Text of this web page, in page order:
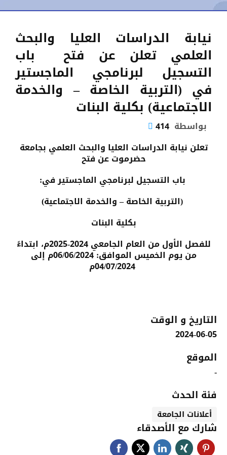
نيابة الدراسات العليا والبحث
العلمي تعلن عن فتح باب
التسجيل لبرنامجي الماجستير
في (التربية الخاصة – والخدمة
الاجتماعية) بكلية البنات
بواسطة 414
تعلن نيابة الدراسات العليا والبحث العلمي بجامعة
حضرموت عن فتح
باب التسجيل لبرنامجي الماجستير في:
(التربية الخاصة – والخدمة الاجتماعية)
بكلية البنات
للفصل الأول من العام الجامعي 2024-2025م، ابتداءً
من يوم الخميس الموافق: 06/06/2024م إلى
التاريخ و الوقت
2024-06-05
الموقع
-
فئة الحدث
أعلانات الجامعة
شارك مع الأصدقاء